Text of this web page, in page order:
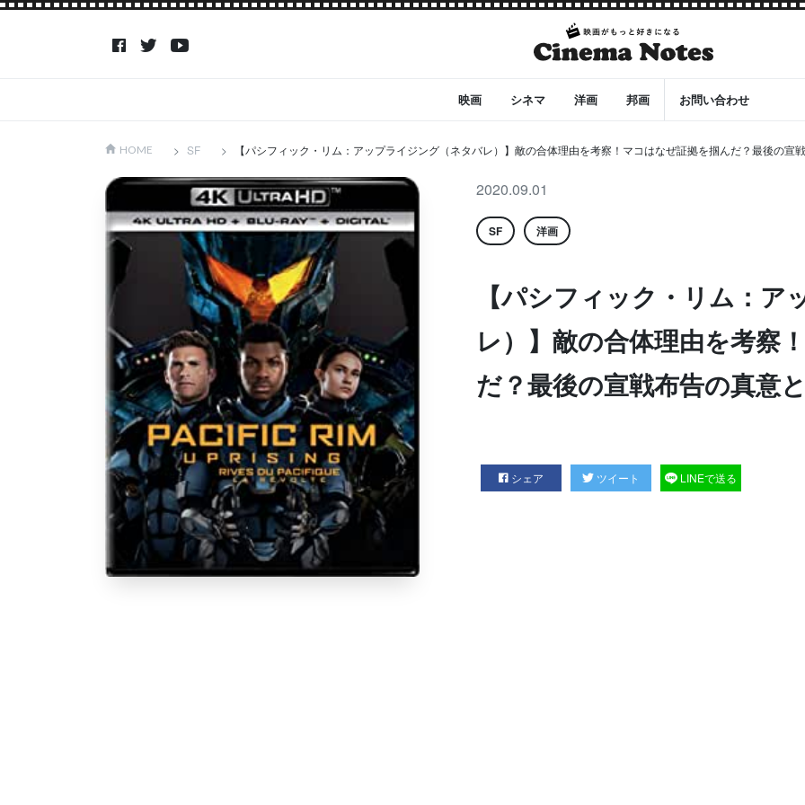
映画 シネマ 洋画 邦画 お問い合わせ
HOME SF 【パシフィック・リム：アップライジング（ネタバレ）】敵の合体理由を考察！マコはなぜ証拠を掴んだ？最後の宣
2020.09.01
SF 洋画
【パシフィック・リム：
レ）】敵の合体理由を考察
だ？最後の宣戦布告の真意
シェア ツイート LINEで送る